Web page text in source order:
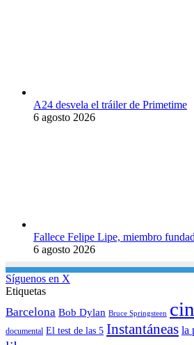
A24 desvela el tráiler de Primetime
6 agosto 2026
Fallece Felipe Lipe, miembro
6 agosto 2026
Síguenos en X
Etiquetas
Barcelona Bob Dylan Bruce Springsteen
documental El test de las 5 Instantáneas la